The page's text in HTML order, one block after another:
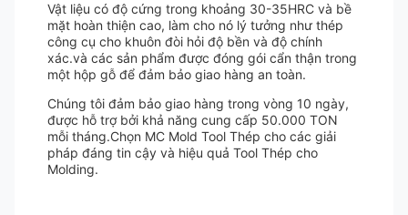
Vật liệu có độ cứng trong khoảng 30-35HRC và bề
mặt hoàn thiện cao, làm cho nó lý tưởng như thép
công cụ cho khuôn đòi hỏi độ bền và độ chính
xác.và các sản phẩm được đóng gói cẩn thận trong
một hộp gỗ để đảm bảo giao hàng an toàn.
Chúng tôi đảm bảo giao hàng trong vòng 10 ngày,
được hỗ trợ bởi khả năng cung cấp 50.000 TON
mỗi tháng.Chọn MC Mold Tool Thép cho các giải
pháp đáng tin cậy và hiệu quả Tool Thép cho
Molding.